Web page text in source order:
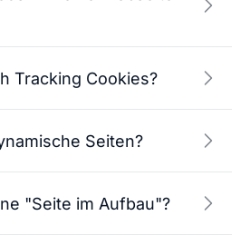
Tracking Cookies?
Seiten?
"Seite im Aufbau"?